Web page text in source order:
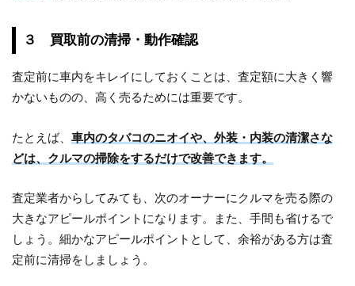
３ 買取前の清掃・動作確認
査定前に車内をキレイにしておくことは、査定額に大きく響
かないものの、高く売るためには重要です。
たとえば、車内のタバコのニオイや、外装・内装の清潔さな
どは、クルマの掃除をするだけで改善できます。
査定業者からしてみても、次のオーナーにクルマを売る際の
大きなアピールポイントになります。また、手間も省けるで
しょう。細かなアピールポイントとして、余裕がある方は査
定前に清掃をしましょう。